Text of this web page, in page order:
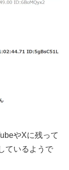
やXに残って
ているようで